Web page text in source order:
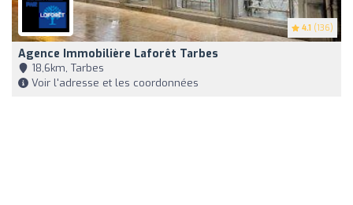
4.1 (136)
Agence Immobilière Laforêt Tarbes
18,6km, Tarbes
Voir l'adresse et les coordonnées